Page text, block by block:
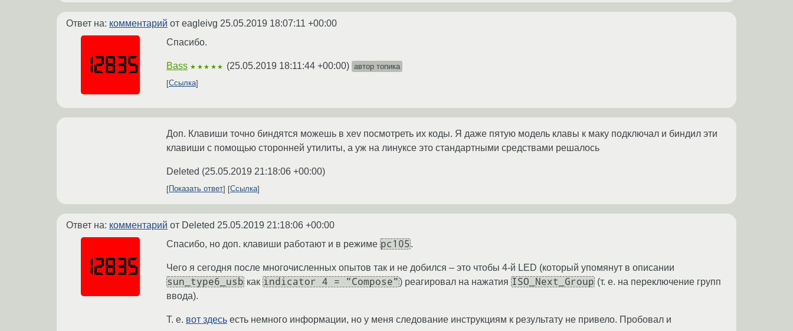
Ответ на: комментарий от eagleivg 25.05.2019 18:07:11 +00:00
Спасибо.
Bass ★★★★★ (25.05.2019 18:11:44 +00:00) автор топика
Ссылка
Доп. Клавиши точно биндятся можешь в xev посмотреть их коды. Я даже пятую модель клавы к маку подключал и биндил эти
клавиши с помощью сторонней утилиты, а уж на линуксе это стандартными средствами решалось
Deleted (25.05.2019 21:18:06 +00:00)
Показать ответ Ссылка
Ответ на: комментарий от Deleted 25.05.2019 21:18:06 +00:00
Спасибо, но доп. клавиши работают и в режиме pc105.
Чего я сегодня после многочисленных опытов так и не добился – это чтобы 4-й LED (который упомянут в описании
sun_type6_usb как indicator 4 = "Compose") реагировал на нажатия ISO_Next_Group (т. е. на переключение групп
ввода).
Т. е. вот здесь есть немного информации, но у меня следование инструкциям к результату не привело. Пробовал и